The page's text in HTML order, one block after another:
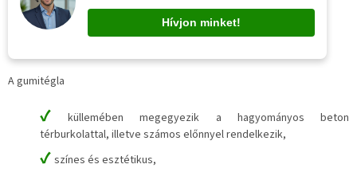
Hívjon minket!
A gumitégla
✔küllemében megegyezik a hagyományos beton
térburkolattal, illetve számos előnnyel rendelkezik,
✔ színes és esztétikus,